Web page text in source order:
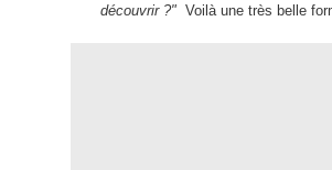
découvrir ?"Voilà une très belle